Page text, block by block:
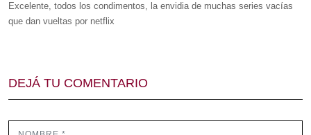
Excelente, todos los condimentos, la envidia de muchas series vacías
que dan vueltas por netflix
DEJÁ TU COMENTARIO